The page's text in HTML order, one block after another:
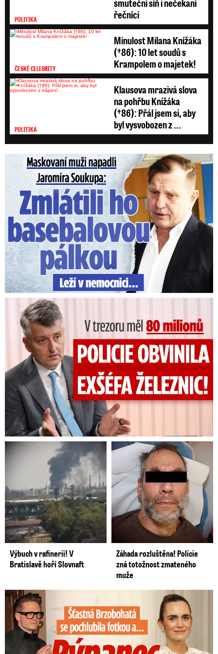
nepochopil. A přiznal, že osobně nechce, aby
prezident na summit jel. Pavel podle něj stejnak
cestuje dost.„Vždyť to je v podstatě cestovní
kancelář, vždyť on byl jenom nedávno na
Ukrajině, v Litvě, Vatikán, Chile, Argentina,
Rumunsko, Lotyšsko. Pan prezident jezdí
úplně všude, v podstatě nonstop je vidět na
vyjmenoval vládní zmocněnec.
deratizaci parazitů!
Zdroj: Blesk - Lukáš Červený
POLITIKA
smuteční síň i nečekaní
řečníci
ČESKÉ CELEBRITY
Minulost Milana Knížáka
(†86): 10 let soudů s
Krampolem o majetek!
POLITIKA
Klausova mrazivá slova
na pohřbu Knížáka
(†86): Přál jsem si, aby
byl vysvobozen z ...
Maskovaní muži napadli Jaromíra Soukupa: Krvavá nakládačka
V trezoru měl 80 milionů: Policie obvinila exšéfa železnic!
Výbuch v rafinerii! V
Bratislavě hoří Slovnaft
Záhada rozluštěna! Policie
zná totožnost zmateného
muže
Šťastná Brzobohatá se pochlubila fotkou: Rýpanec od Ondřeje